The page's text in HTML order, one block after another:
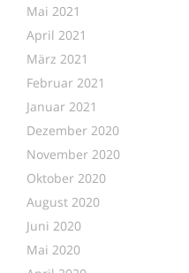
Mai 2021
April 2021
März 2021
Februar 2021
Januar 2021
Dezember 2020
November 2020
Oktober 2020
August 2020
Juni 2020
Mai 2020